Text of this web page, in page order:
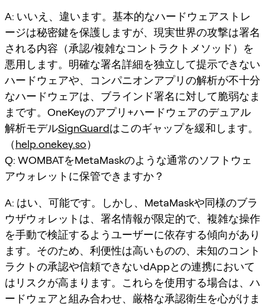
A: いいえ、違います。基本的なハードウェアストレ
ージは秘密鍵を保護しますが、現実世界の攻撃は署名
される内容（承認/複雑なコントラクトメソッド）を
悪用します。明確な署名詳細を独立して提示できない
ハードウェアや、コンパニオンアプリの解析が不十分
なハードウェアは、ブラインド署名に対して脆弱なま
まです。OneKeyのアプリ+ハードウェアのデュアル
解析モデルSignGuardはこのギャップを緩和します。
（help.onekey.so）
Q: WOMBATをMetaMaskのような通常のソフトウェ
アウォレットに保管できますか？
A: はい、可能です。しかし、MetaMaskや同様のブラ
ウザウォレットは、署名情報が限定的で、複雑な操作
を手動で検証するようユーザーに依存する傾向があり
ます。そのため、利便性は高いものの、未知のコント
ラクトの承認や信頼できないdAppとの連携において
はリスクが高まります。これらを使用する場合は、ハ
ードウェアと組み合わせ、厳格な承認衛生を心がけま